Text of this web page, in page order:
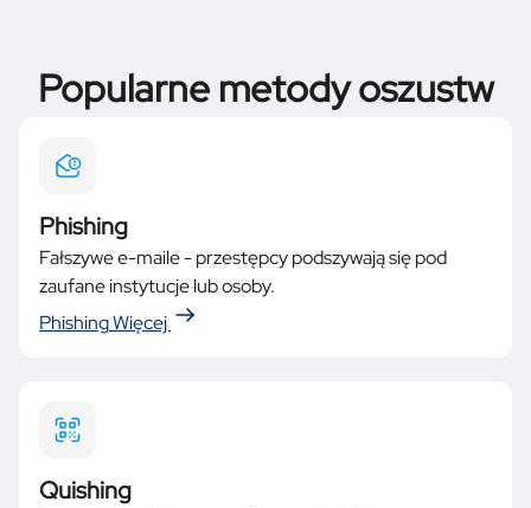
Popularne metody oszustw
Phishing
Fałszywe e-maile - przestępcy podszywają się pod
zaufane instytucje lub osoby.
PhishingWięcej
Quishing